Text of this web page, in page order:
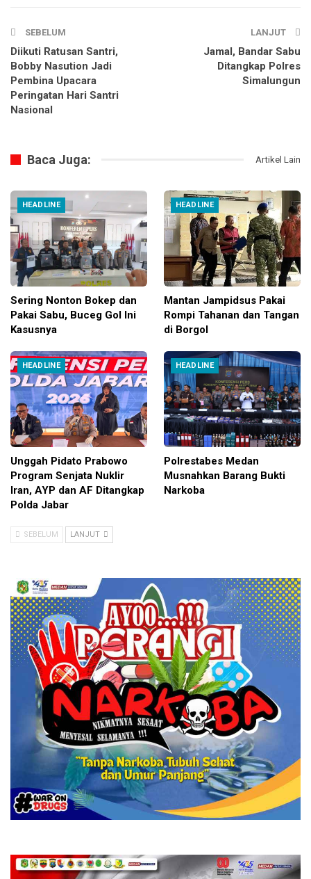
SEBELUM
Diikuti Ratusan Santri,
Bobby Nasution Jadi
Pembina Upacara
Peringatan Hari Santri
Nasional
LANJUT
Jamal, Bandar Sabu
Ditangkap Polres
Simalungun
Baca Juga: Artikel Lain
HEADLINE
Sering Nonton Bokep dan
Pakai Sabu, Buceg Gol Ini
Kasusnya
HEADLINE
Mantan Jampidsus Pakai
Rompi Tahanan dan Tangan
di Borgol
HEADLINE
Unggah Pidato Prabowo
Program Senjata Nuklir
Iran, AYP dan AF Ditangkap
Polda Jabar
HEADLINE
Polrestabes Medan
Musnahkan Barang Bukti
Narkoba
SEBELUM LANJUT